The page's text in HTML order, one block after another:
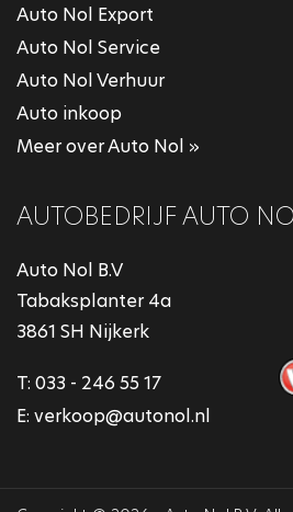
Auto Nol Export
Auto Nol Service
Auto Nol Verhuur
Auto inkoop
Meer over Auto Nol »
AUTOBEDRIJF AUTO
Auto Nol B.V
Tabaksplanter 4a
3861 SH Nijkerk
T: 033 - 246 55 17
E: verkoop@autonol.nl